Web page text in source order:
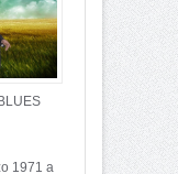
1971 a